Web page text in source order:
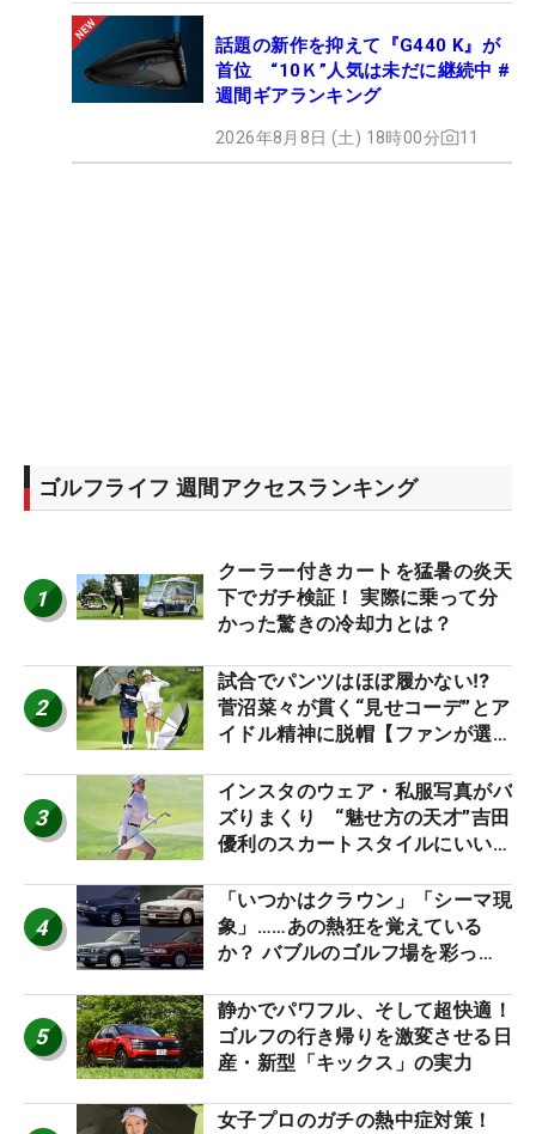
話題の新作を抑えて『G440 K』が
首位 “10Ｋ”人気は未だに継続中 #
週間ギアランキング
2026年8月8日 (土) 18時00分 11
ゴルフライフ 週間アクセスランキング
1
クーラー付きカートを猛暑の炎天
下でガチ検証！ 実際に乗って分
かった驚きの冷却力とは？
2
試合でパンツはほぼ履かない⁉
菅沼菜々が貫く“見せコーデ”とア
イドル精神に脱帽【ファンが選ぶ
3
インスタのウェア・私服写真がバ
ズりまくり “魅せ方の天才”吉田
優利のスカートスタイルにいい
4
「いつかはクラウン」「シーマ現
象」……あの熱狂を覚えている
か？ バブルのゴルフ場を彩った
5
静かでパワフル、そして超快適！
ゴルフの行き帰りを激変させる日
産・新型「キックス」の実力
女子プロのガチの熱中症対策！